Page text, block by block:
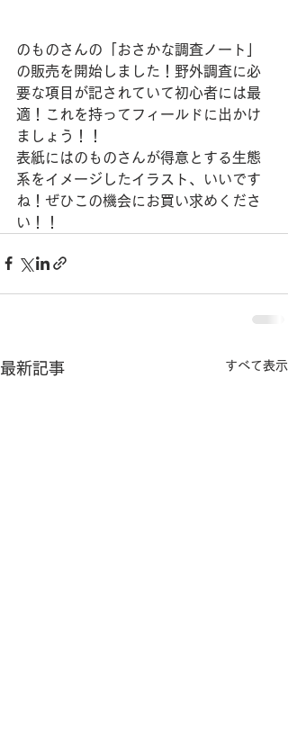
のものさんの「おさかな調査ノート」
の販売を開始しました！野外調査に必
要な項目が記されていて初心者には最
適！これを持ってフィールドに出かけ
ましょう！！
表紙にはのものさんが得意とする生態
系をイメージしたイラスト、いいです
ね！ぜひこの機会にお買い求めくださ
い！！
最新記事 すべて表示